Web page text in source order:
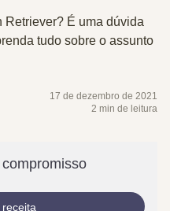
Retriever? É uma dúvida
tudo sobre o assunto
17 de dezembro de 2021
2 min de leitura